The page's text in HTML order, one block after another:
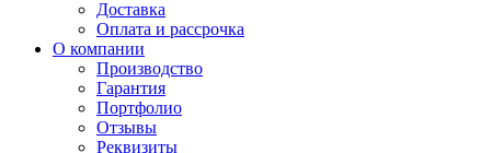
Доставка
Оплата и рассрочка
О компании
Производство
Гарантия
Портфолио
Отзывы
Реквизиты